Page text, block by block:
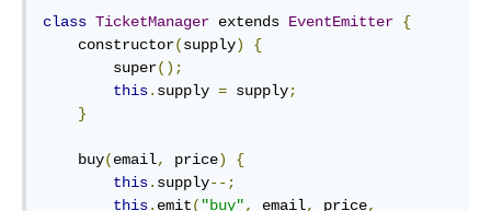
class TicketManager extends EventEmitter {
    constructor
(supply)
{
        super
();
this. supply = supply;
}
    buy
(email, price)
{
this. supply--;
this. emit( "buy", email, price,